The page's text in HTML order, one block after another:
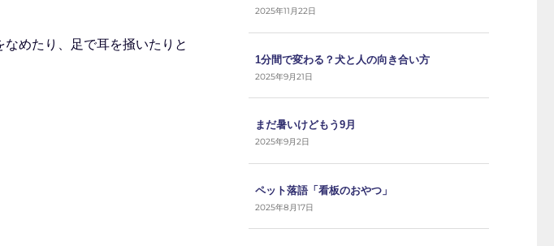
めたり、足で耳を掻いたりと
2025年11月22日
1分間で変わる？犬と人の向き合い方
2025年9月21日
まだ暑いけどもう9月
2025年9月2日
ペット落語「看板のおやつ」
2025年8月17日